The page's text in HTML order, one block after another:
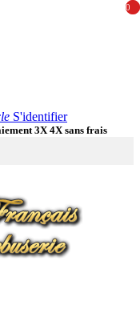
S'identifier
3X 4X sans frais
0
0